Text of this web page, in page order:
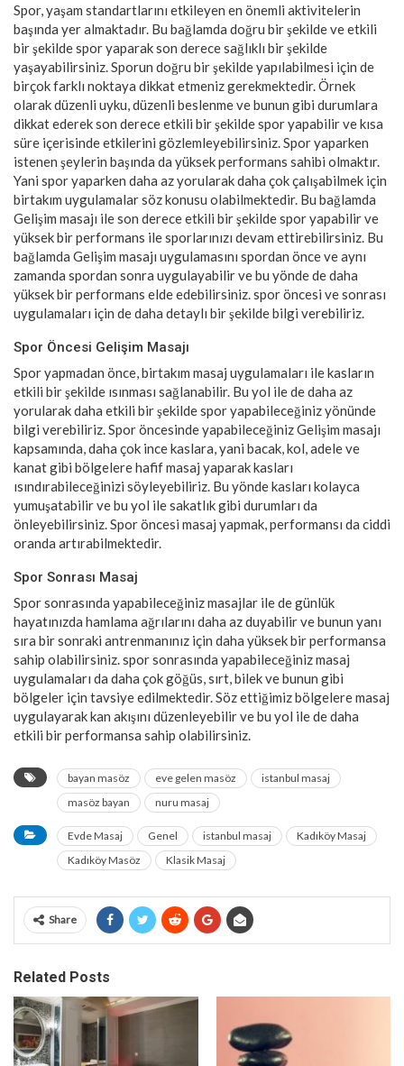
Spor, yaşam standartlarını etkileyen en önemli aktivitelerin
başında yer almaktadır. Bu bağlamda doğru bir şekilde ve etkili
bir şekilde spor yaparak son derece sağlıklı bir şekilde
yaşayabilirsiniz. Sporun doğru bir şekilde yapılabilmesi için de
birçok farklı noktaya dikkat etmeniz gerekmektedir. Örnek
olarak düzenli uyku, düzenli beslenme ve bunun gibi durumlara
dikkat ederek son derece etkili bir şekilde spor yapabilir ve kısa
süre içerisinde etkilerini gözlemleyebilirsiniz. Spor yaparken
istenen şeylerin başında da yüksek performans sahibi olmaktır.
Yani spor yaparken daha az yorularak daha çok çalışabilmek için
birtakım uygulamalar söz konusu olabilmektedir. Bu bağlamda
Gelişim masajı ile son derece etkili bir şekilde spor yapabilir ve
yüksek bir performans ile sporlarınızı devam ettirebilirsiniz. Bu
bağlamda Gelişim masajı uygulamasını spordan önce ve aynı
zamanda spordan sonra uygulayabilir ve bu yönde de daha
yüksek bir performans elde edebilirsiniz. spor öncesi ve sonrası
uygulamaları için de daha detaylı bir şekilde bilgi verebiliriz.
Spor Öncesi Gelişim Masajı
Spor yapmadan önce, birtakım masaj uygulamaları ile kasların
etkili bir şekilde ısınması sağlanabilir. Bu yol ile de daha az
yorularak daha etkili bir şekilde spor yapabileceğiniz yönünde
bilgi verebiliriz. Spor öncesinde yapabileceğiniz Gelişim masajı
kapsamında, daha çok ince kaslara, yani bacak, kol, adele ve
kanat gibi bölgelere hafif masaj yaparak kasları
ısındırabileceğinizi söyleyebiliriz. Bu yönde kasları kolayca
yumuşatabilir ve bu yol ile sakatlık gibi durumları da
önleyebilirsiniz. Spor öncesi masaj yapmak, performansı da ciddi
oranda artırabilmektedir.
Spor Sonrası Masaj
Spor sonrasında yapabileceğiniz masajlar ile de günlük
hayatınızda hamlama ağrılarını daha az duyabilir ve bunun yanı
sıra bir sonraki antrenmanınız için daha yüksek bir performansa
sahip olabilirsiniz. spor sonrasında yapabileceğiniz masaj
uygulamaları da daha çok göğüs, sırt, bilek ve bunun gibi
bölgeler için tavsiye edilmektedir. Söz ettiğimiz bölgelere masaj
uygulayarak kan akışını düzenleyebilir ve bu yol ile de daha
etkili bir performansa sahip olabilirsiniz.
bayan masöz eve gelen masöz
istanbul masaj
masöz bayan
nuru masaj
Evde Masaj Genel istanbul masaj
Kadıköy Masaj
Kadıköy Masöz
Klasik Masaj
Share
Related Posts